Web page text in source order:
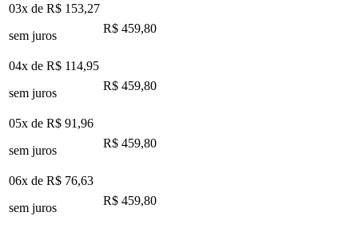
03x de R$ 153,27
sem juros
R$ 459,80
04x de R$ 114,95
sem juros
R$ 459,80
05x de R$ 91,96
sem juros
R$ 459,80
06x de R$ 76,63
sem juros
R$ 459,80